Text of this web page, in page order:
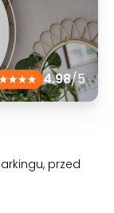
4.98/5
przed